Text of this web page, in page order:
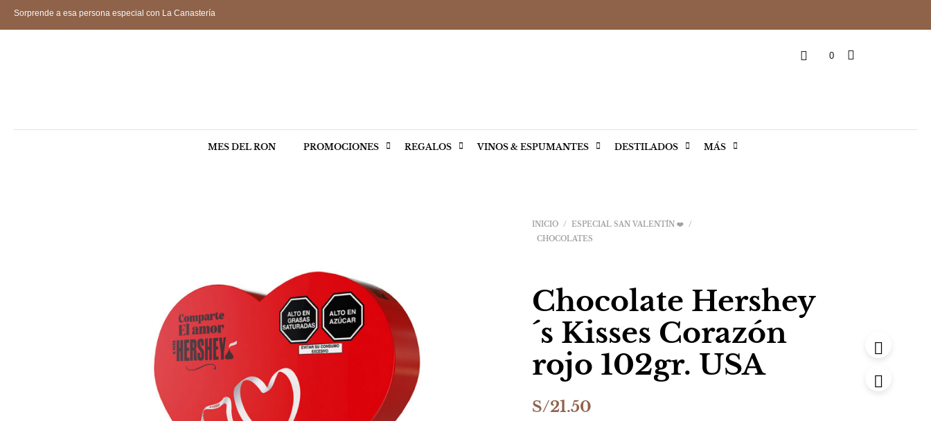
Sorprende a esa persona especial con La Canastería
MES DEL RON PROMOCIONES REGALOS VINOS & ESPUMANTES DESTILADOS MÁS
0
INICIO / ESPECIAL SAN VALENTÍN ❤️ /
CHOCOLATES
Chocolate Hershey
´s Kisses Corazón
rojo 102gr. USA
S/21.50